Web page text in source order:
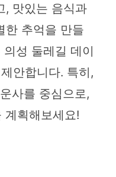
, 맛있는 음식과
한 추억을 만들
성 둘레길 데이
안합니다. 특히,
사를 중심으로,
계획해보세요!